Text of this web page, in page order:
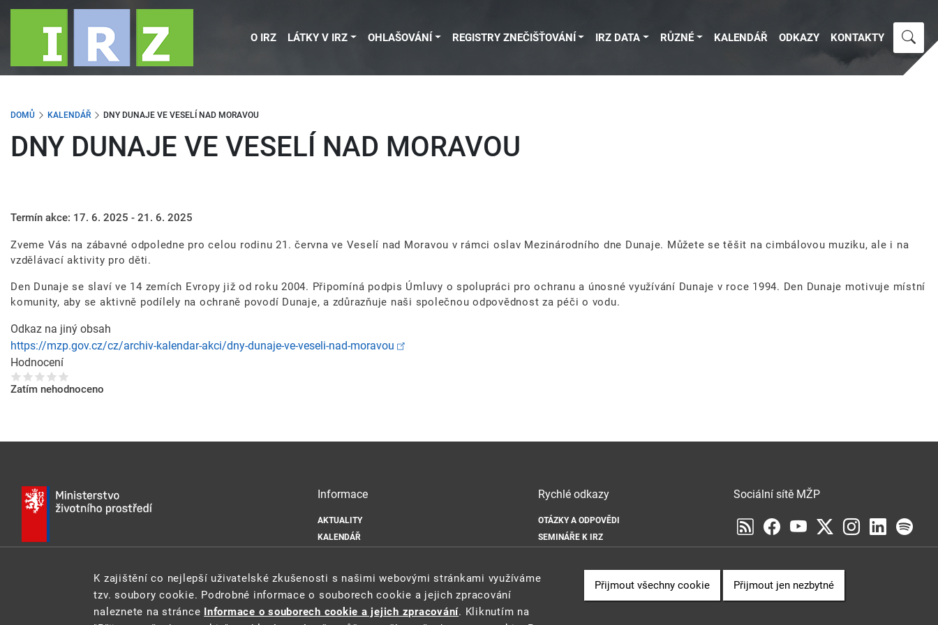
Přejít
O IRZ LÁTKY V IRZ OHLAŠOVÁNÍ REGISTRY ZNEČIŠŤOVÁNÍ IRZ DATA RŮZNÉ KALENDÁŘ ODKAZY KONTAKTY
DOMŮ KALENDÁŘ DNY DUNAJE VE VESELÍ NAD MORAVOU
DNY DUNAJE VE VESELÍ NAD MORAVOU
Termín akce: 17. 6. 2025 - 21. 6. 2025
Zveme Vás na zábavné odpoledne pro celou rodinu 21. června ve Veselí nad Moravou v rámci oslav Mezinárodního dne Dunaje. Můžete se těšit na cimbálovou muziku, ale i na
vzdělávací aktivity pro děti.
Den Dunaje se slaví ve 14 zemích Evropy již od roku 2004. Připomíná podpis Úmluvy o spolupráci pro ochranu a únosné využívání Dunaje v roce 1994. Den Dunaje motivuje místní
komunity, aby se aktivně podílely na ochraně povodí Dunaje, a zdůrazňuje naši společnou odpovědnost za péči o vodu.
Odkaz na jiný obsah
https://mzp.gov.cz/cz/archiv-kalendar-akci/dny-dunaje-ve-veseli-nad-moravou
Hodnocení
Zatím nehodnoceno
INFO@MZP.GOV.CZ WEB: MZP.GOV.CZ
Informace
AKTUALITY
KALENDÁŘ
Rychlé odkazy
OTÁZKY A ODPOVĚDI
SEMINÁŘE K IRZ
IS INTEGROVANÉ PREVENCE
Sociální sítě MŽP
K zajištění co nejlepší uživatelské zkušenosti s našimi webovými stránkami využíváme
tzv. soubory cookie. Podrobné informace o souborech cookie a jejich zpracování
naleznete na stránce Informace o souborech cookie a jejich zpracování. Kliknutím na
Přijmout všechny cookie Přijmout jen nezbytné